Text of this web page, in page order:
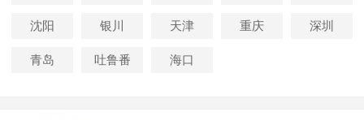
沈阳 银川 天津 重庆 深圳
青岛 吐鲁番 海口